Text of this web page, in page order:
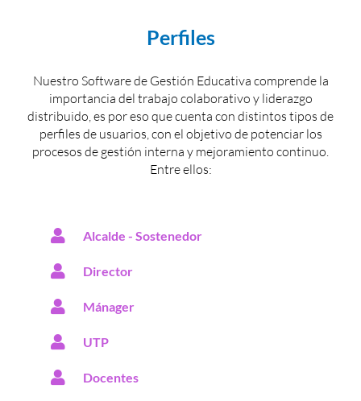
Perfiles
Nuestro Software de Gestión Educativa comprende la
importancia del trabajo colaborativo y liderazgo
distribuido, es por eso que cuenta con distintos tipos de
perfiles de usuarios, con el objetivo de potenciar los
procesos de gestión interna y mejoramiento continuo.
Entre ellos:
Alcalde - Sostenedor
Director
Mánager
UTP
Docentes